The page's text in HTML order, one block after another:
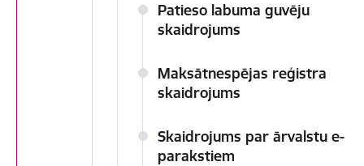
Patieso labuma guvēju
skaidrojums
Maksātnespējas reģistra
skaidrojums
Skaidrojums par ārvalstu e-
parakstiem